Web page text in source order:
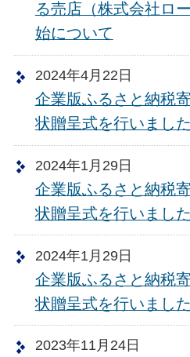
る売店（株式会社ロ
始について
2024年4月22日
企業版ふるさと納税
状贈呈式を行いました
2024年1月29日
企業版ふるさと納税
状贈呈式を行いました
2024年1月29日
企業版ふるさと納税
状贈呈式を行いました
2023年11月24日